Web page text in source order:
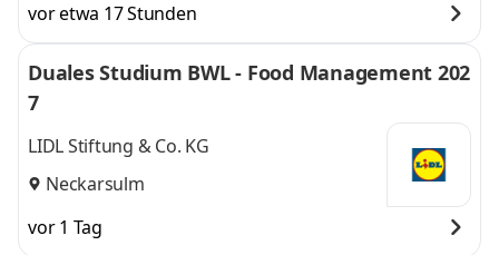
vor etwa 17 Stunden
Duales Studium BWL - Food Management 202
7
LIDL Stiftung & Co. KG
Neckarsulm
vor 1 Tag